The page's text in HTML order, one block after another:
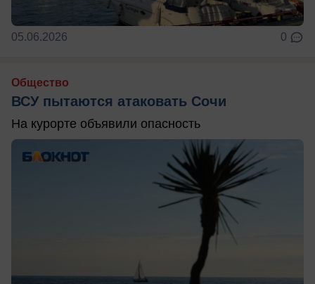
05.06.2026 0
Общество
ВСУ пытаются атаковать Сочи
На курорте объявили опасность